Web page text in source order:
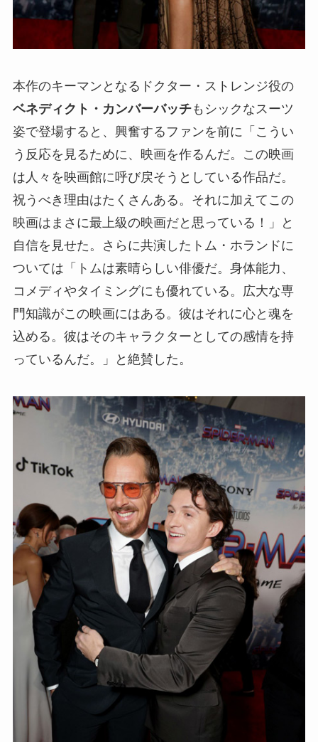
本作のキーマンとなるドクター・ストレンジ役の
ベネディクト・カンバーバッチもシックなスーツ
姿で登場すると、興奮するファンを前に「こうい
う反応を見るために、映画を作るんだ。この映画
は人々を映画館に呼び戻そうとしている作品だ。
祝うべき理由はたくさんある。それに加えてこの
映画はまさに最上級の映画だと思っている！」と
自信を見せた。さらに共演したトム・ホランドに
ついては「トムは素晴らしい俳優だ。身体能力、
コメディやタイミングにも優れている。広大な専
門知識がこの映画にはある。彼はそれに心と魂を
込める。彼はそのキャラクターとしての感情を持
っているんだ。」と絶賛した。